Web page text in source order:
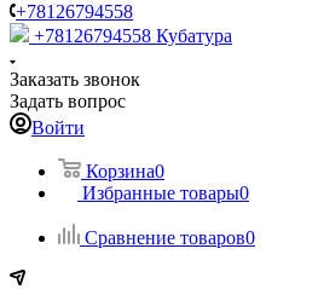
+78126794558
+78126794558 Кубатура
Заказать звонок
Задать вопрос
Войти
Корзина0
Избранные товары0
Сравнение товаров0